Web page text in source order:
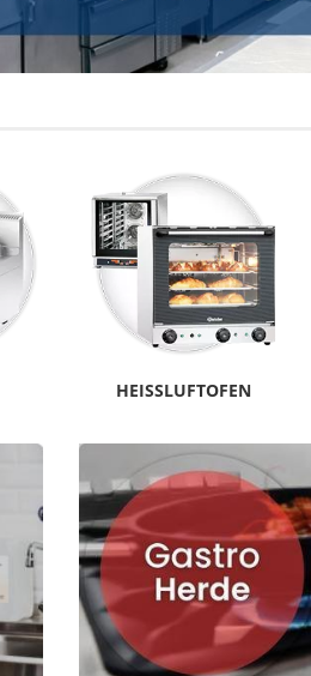
HEISSLUFTOFEN